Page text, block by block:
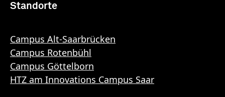
Standorte
Campus Alt-Saarbrücken
Campus Rotenbühl
Campus Göttelborn
HTZ am Innovations Campus Saar